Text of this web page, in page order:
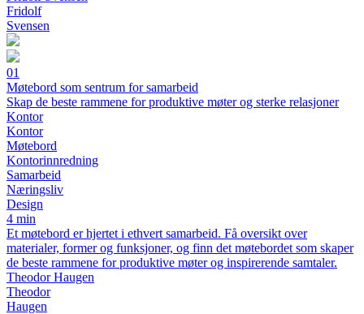
Fridolf
Svensen
01
Møtebord som sentrum for samarbeid
Skap de beste rammene for produktive møter og sterke relasjoner
Kontor
Kontor
Møtebord
Kontorinnredning
Samarbeid
Næringsliv
Design
4 min
Et møtebord er hjertet i ethvert samarbeid. Få oversikt over
materialer, former og funksjoner, og finn det møtebordet som skaper
de beste rammene for produktive møter og inspirerende samtaler.
Theodor Haugen
Theodor
Haugen